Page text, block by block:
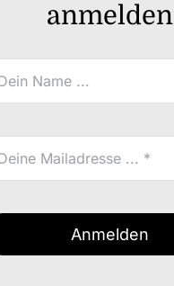
anmelden
Anmelden